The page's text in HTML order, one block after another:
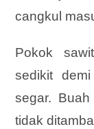
cangkul
Pokok
sedikit
segar.
tidak